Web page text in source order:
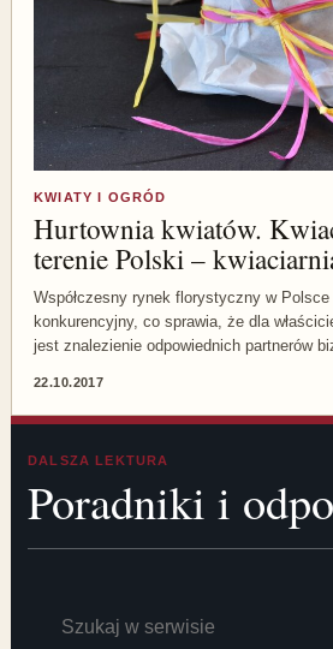
KWIATY I OGRÓD
Hurtownia kwiatów.
terenie Polski –
Współczesny rynek florystyczny w
konkurencyjny, co sprawia, że dla
jest znalezienie odpowiednich partnerów
22.10.2017
DALSZA LEKTURA
Poradniki i